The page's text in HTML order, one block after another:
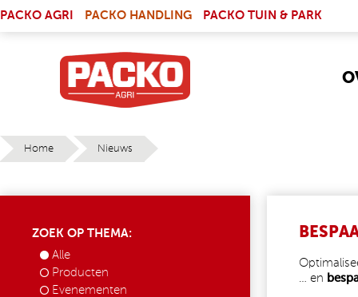
PACKO AGRI
PACKO HANDLING PACKO TUIN & PARK
Home Nieuws
ZOEK OP THEMA:
Alle
Producten
Evenementen
… en